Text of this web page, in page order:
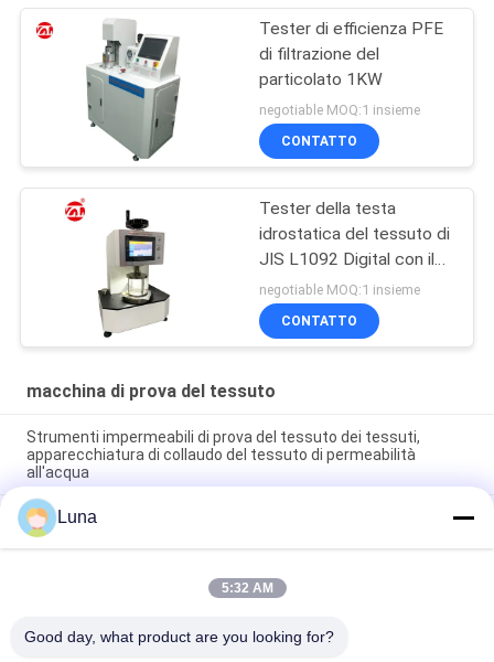
Tester di efficienza PFE
di filtrazione del
particolato 1KW
negotiable MOQ:1 insieme
CONTATTO
Tester della testa
idrostatica del tessuto di
JIS L1092 Digital con il
touch screen LCD
negotiable MOQ:1 insieme
CONTATTO
macchina di prova del tessuto
Strumenti impermeabili di prova del tessuto dei tessuti,
apparecchiatura di collaudo del tessuto di permeabilità
all'acqua
Tester completamente automatico di permeabilità all'aria del
tessuto, nessuno scoloramento e nessun'ossidazione
Macchina automatica di rotolamento di tessuti non tessuti
Con sistema di controllo di bordo Attrezzature per l'ispezione
Luna
5:32 AM
Good day, what product are you looking for?